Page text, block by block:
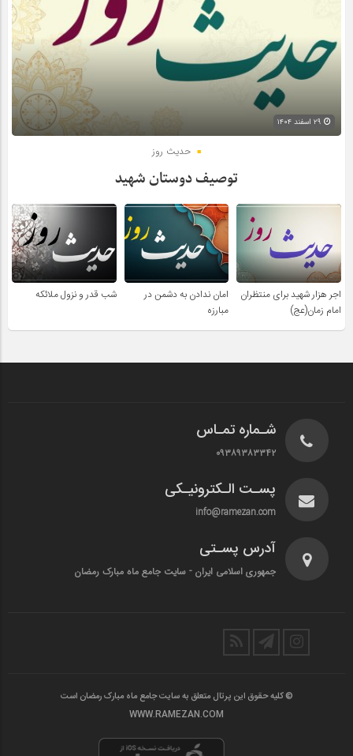
حدیث روز
توصیف دوستان شهید
اجر هزار شهید برای منتظران
امام زمان(عج)
امان ندادن به دشمن در
مبارزه
شب قدر و نزول ملائکه
شـماره تمـاس
۰۹۳۸۹۳۸۳۳۴۲
پسـت الـکترونیـکی
info@ramezan.com
آدرس پسـتی
جمهوری اسلامی ایران - سایت جامع ماه مبارک رمضان
© کلیه حقوق این پرتال متعلق به سایت جامع ماه مبارک رمضان است
WWW.RAMEZAN.COM